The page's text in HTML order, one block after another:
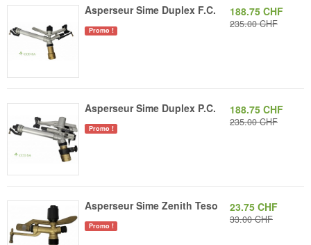
Asperseur Sime Duplex F.C.
Promo !
188.75 CHF
235.00 CHF
Asperseur Sime Duplex P.C.
Promo !
188.75 CHF
235.00 CHF
Asperseur Sime Zenith Teso
Promo !
23.75 CHF
33.00 CHF